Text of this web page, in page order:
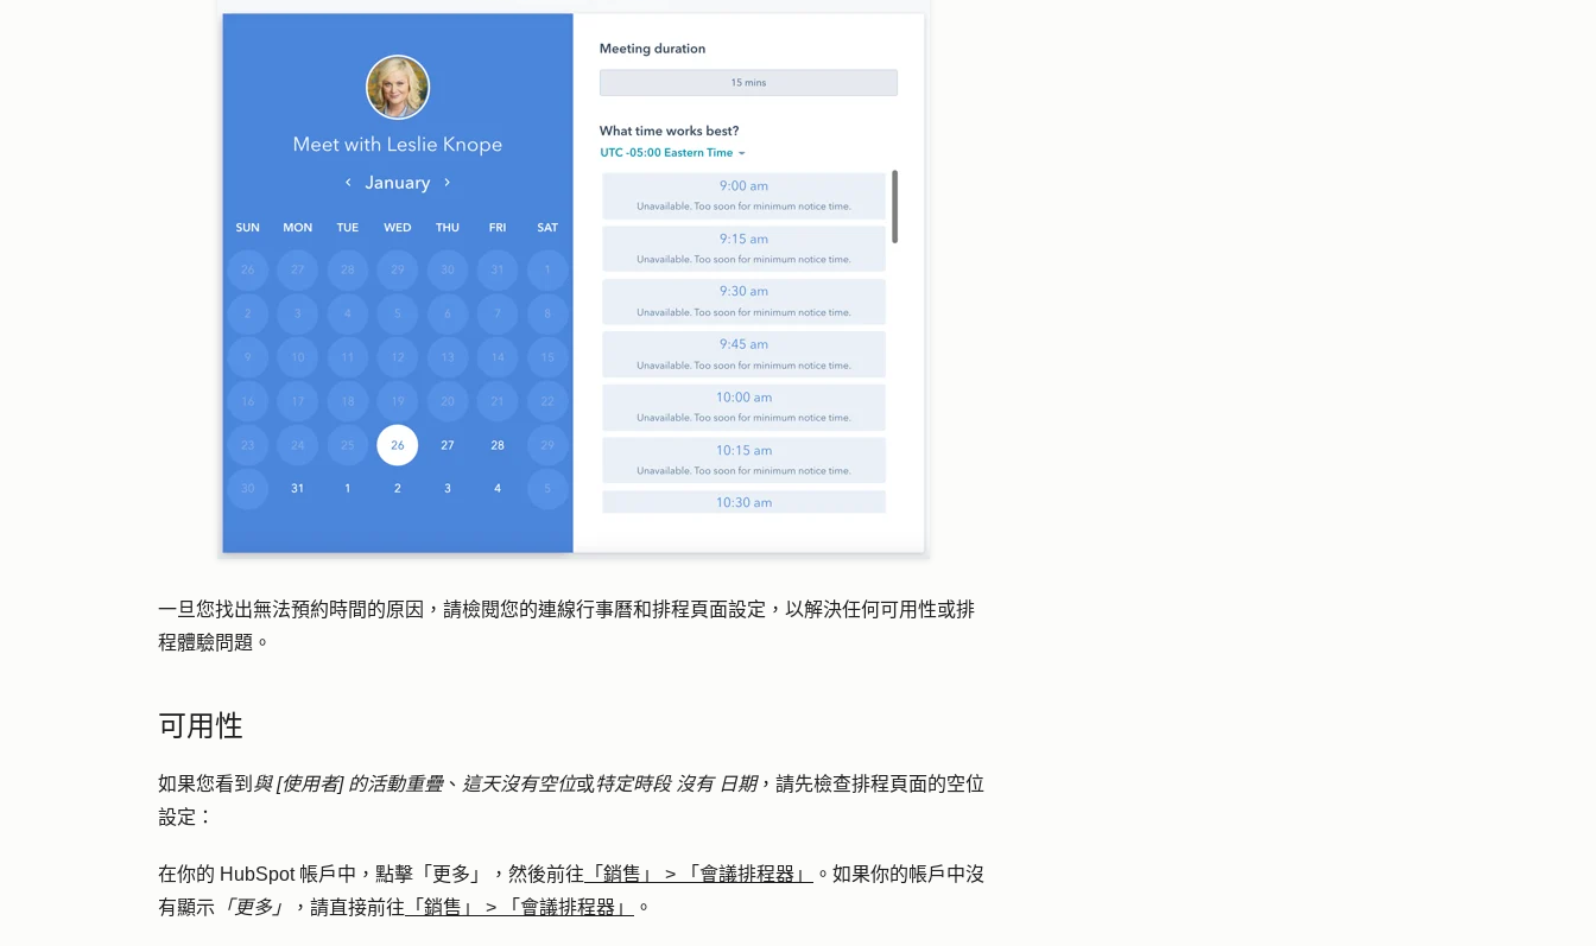
一旦您找出無法預約時間的原因，請檢閱您的連線行事曆和排程頁面設定，以解決任何可用性或排
程體驗問題。
可用性
如果您看到 與 [使用者] 的活動重疊、 這天沒有空位或特定時段 沒有 日期，請先檢查排程頁面的空位
設定：
在你的 HubSpot 帳戶中，點擊 「更多」 ，然後前往 「銷售」 > 「會議排程器」
。如果你的帳戶中沒
有顯示 「更多」 ，請直接前往 「銷售」 > 「會議排程器」 。